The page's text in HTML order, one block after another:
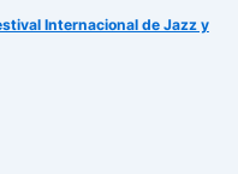
Internacional de Jazz y